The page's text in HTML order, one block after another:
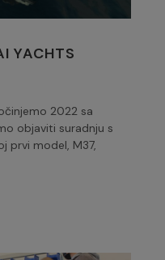
YACHTS
2022 sa
objaviti suradnju s
prvi model, M37,